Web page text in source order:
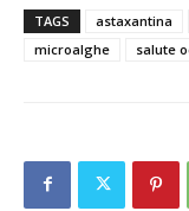
TAGS astaxantina
microalghe
salute